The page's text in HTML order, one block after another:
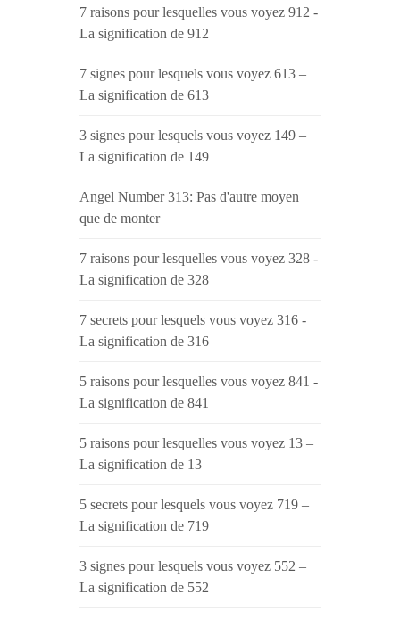
7 raisons pour lesquelles vous voyez 912 -
La signification de 912
7 signes pour lesquels vous voyez 613 –
La signification de 613
3 signes pour lesquels vous voyez 149 –
La signification de 149
Angel Number 313: Pas d'autre moyen
que de monter
7 raisons pour lesquelles vous voyez 328 -
La signification de 328
7 secrets pour lesquels vous voyez 316 -
La signification de 316
5 raisons pour lesquelles vous voyez 841 -
La signification de 841
5 raisons pour lesquelles vous voyez 13 –
La signification de 13
5 secrets pour lesquels vous voyez 719 –
La signification de 719
3 signes pour lesquels vous voyez 552 –
La signification de 552